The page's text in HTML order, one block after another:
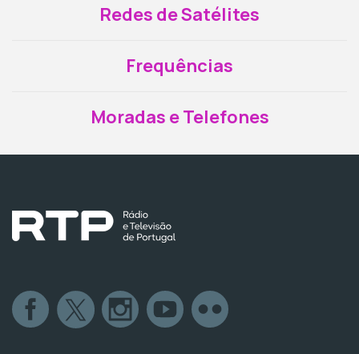
Redes de Satélites
Frequências
Moradas e Telefones